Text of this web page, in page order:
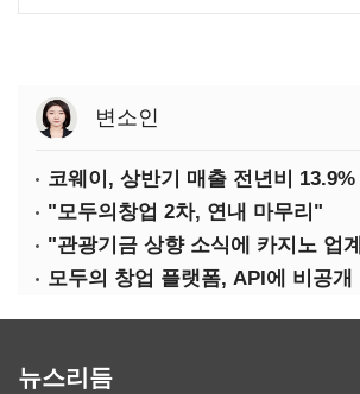
변소인
코웨이, 상반기 매출 전년비 13.9%
"모두의창업 2차, 연내 마무리"
뉴스리듬